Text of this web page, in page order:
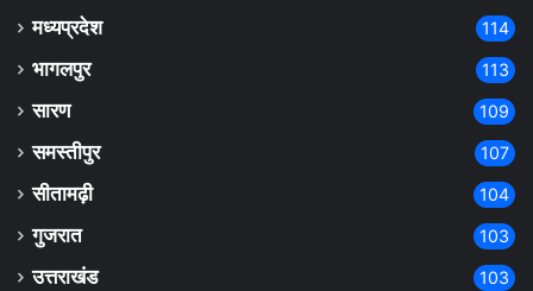
मध्यप्रदेश 114
भागलपुर 113
सारण 109
समस्तीपुर 107
सीतामढ़ी 104
गुजरात 103
उत्तराखंड 103